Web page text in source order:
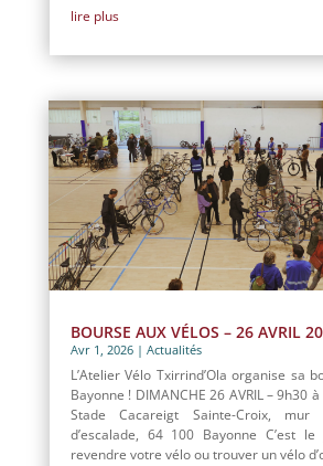
lire plus
BOURSE AUX VÉLOS – 26 AVRIL
Avr 1, 2026| Actualités
L’Atelier Vélo Txirrind’Ola organise sa
Bayonne ! DIMANCHE 26 AVRIL – 9h30
Stade Cacareigt Sainte-Croix, mur
d’escalade, 64 100 Bayonne C’est
revendre votre vélo ou trouver un vélo